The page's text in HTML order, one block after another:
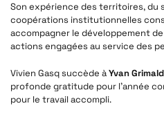
Son expérience des territoires,
coopérations institutionnelles
accompagner le développement
actions engagées au service des
Vivien Gasq succède àYvan
profonde gratitude pour l’année
pour le travail accompli.